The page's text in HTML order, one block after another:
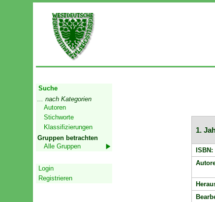
Suche
... nach Kategorien
Autoren
Stichworte
Klassifizierungen
Gruppen betrachten
Alle Gruppen
Login
Registrieren
1.
ISBN: